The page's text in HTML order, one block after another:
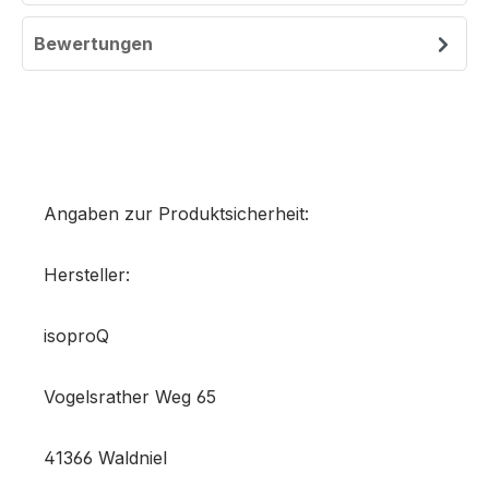
Bewertungen
Angaben zur Produktsicherheit:
Hersteller:
isoproQ
Vogelsrather Weg 65
41366 Waldniel